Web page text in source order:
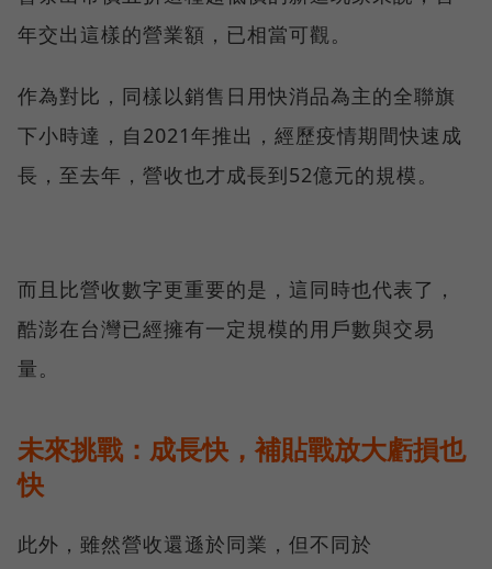
年交出這樣的營業額，已相當可觀。
作為對比，同樣以銷售日用快消品為主的全聯旗
下小時達，自2021年推出，經歷疫情期間快速成
長，至去年，營收也才成長到52億元的規模。
而且比營收數字更重要的是，這同時也代表了，
酷澎在台灣已經擁有一定規模的用戶數與交易
量。
未來挑戰：成長快，補貼戰放大虧損也
快
此外，雖然營收還遜於同業，但不同於